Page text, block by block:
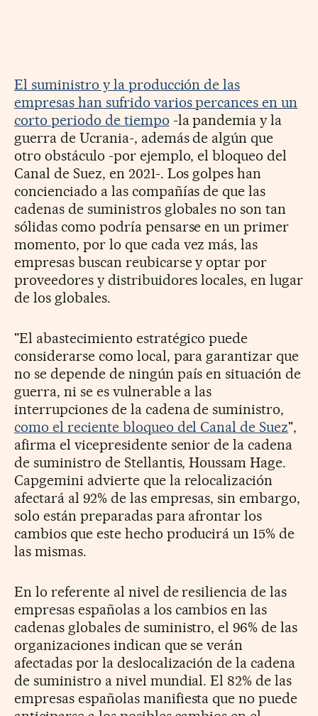
El suministro y la producción de las
empresas han sufrido varios percances en un
corto periodo de tiempo -la pandemia y la
guerra de Ucrania-, además de algún que
otro obstáculo -por ejemplo, el bloqueo del
Canal de Suez, en 2021-. Los golpes han
concienciado a las compañías de que las
cadenas de suministros globales no son tan
sólidas como podría pensarse en un primer
momento, por lo que cada vez más, las
empresas buscan reubicarse y optar por
proveedores y distribuidores locales, en lugar
de los globales.
"El abastecimiento estratégico puede
considerarse como local, para garantizar que
no se depende de ningún país en situación de
guerra, ni se es vulnerable a las
interrupciones de la cadena de suministro,
como el reciente bloqueo del Canal de Suez",
afirma el vicepresidente senior de la cadena
de suministro de Stellantis, Houssam Hage.
Capgemini advierte que la relocalización
afectará al 92% de las empresas, sin embargo,
solo están preparadas para afrontar los
cambios que este hecho producirá un 15% de
las mismas.
En lo referente al nivel de resiliencia de las
empresas españolas a los cambios en las
cadenas globales de suministro, el 96% de las
organizaciones indican que se verán
afectadas por la deslocalización de la cadena
de suministro a nivel mundial. El 82% de las
empresas españolas manifiesta que no puede